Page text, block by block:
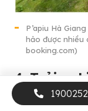
P’apiu Hà
hảo được nhiều
booking.com)
4. Trải
trăng sao